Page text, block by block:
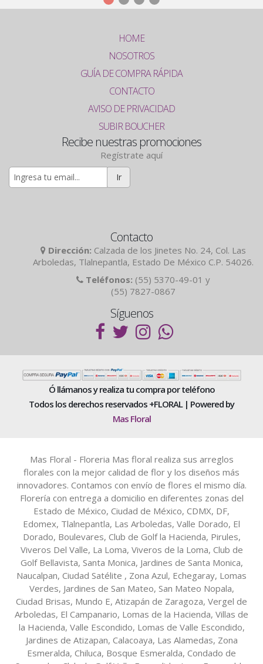
HOME
NOSOTROS
GUÍA DE COMPRA RÁPIDA
CONTACTO
AVISO DE PRIVACIDAD
SUBIR BOUCHER
Recibe nuestras promociones
Regístrate aquí
Ir
Contacto
Dirección: Calzada de los Jinetes No. 24, Col. Las
Arboledas, Tlalnepantla, Estado De México C.P. 54026.
Teléfonos: (55) 5370-49-01 y
(55) 7827-0867
Síguenos
Ó llámanos y realiza tu compra por teléfono
Todos los derechos reservados +FLORAL | Powered by
Mas Floral
Mas Floral - Floreria Mas floral realiza sus arreglos
florales con la mejor calidad de flor y los diseños más
innovadores. Contamos con envío de flores el mismo día.
Florería con entrega a domicilio en diferentes zonas del
Estado de México, Ciudad de México, CDMX, DF,
Edomex, Tlalnepantla, Las Arboledas, Valle Dorado, El
Dorado, Boulevares, Club de Golf la Hacienda, Pirules,
Viveros Del Valle, La Loma, Viveros de la Loma, Club de
Golf Bellavista, Santa Monica, Jardines de Santa Monica,
Naucalpan, Ciudad Satélite , Zona Azul, Echegaray, Lomas
Verdes, Jardines de San Mateo, San Mateo Nopala,
Ciudad Brisas, Mundo E, Atizapán de Zaragoza, Vergel de
Arboledas, El Campanario, Lomas de la Hacienda, Villas de
la Hacienda, Valle Escondido, Lomas de Valle Escondido,
Jardines de Atizapan, Calacoaya, Las Alamedas, Zona
Esmeralda, Chiluca, Bosque Esmeralda, Condado de